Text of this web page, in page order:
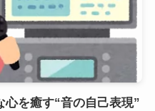
心を癒す“音の自己表現”